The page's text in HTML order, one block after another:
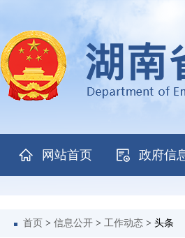
网站首页 政府信
首页 > 信息公开 > 工作动态 > 头条